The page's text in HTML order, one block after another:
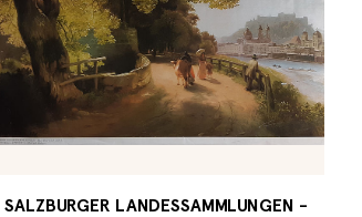
SALZBURGER LANDESSAMMLUNGEN -